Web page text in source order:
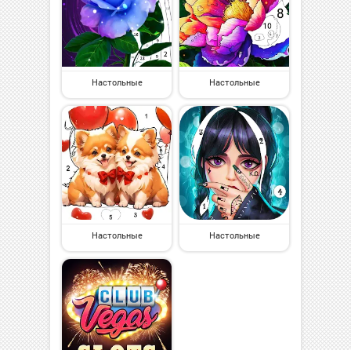
Настольные Настольные
Настольные Настольные